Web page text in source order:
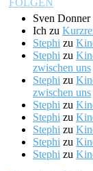
Sven
Ich zu
Stephi zu
Stephi zu
zwischen uns
Stephi zu
zwischen uns
Stephi zu
Stephi zu
Stephi zu
Stephi zu
Stephi zu